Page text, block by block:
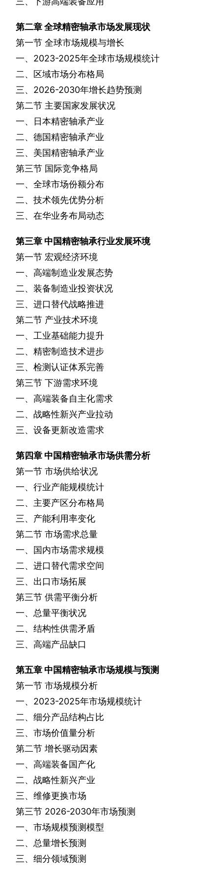
第二章全球精密轴承市场发展现状
第一节 全球市场规模与增长
一、 2023-2025年全球市场规模统计
二、区域市场分布格局
三、 2026-2030年增长趋势预测
第二节 主要国家发展状况
一、日本精密轴承产业
二、德国精密轴承产业
三、美国精密轴承产业
第三节 国际竞争格局
一、全球市场份额分布
二、技术领先优势分析
三、在华业务布局动态
第三章 中国精密轴承行业发展环境
第一节 宏观经济环境
一、高端制造业发展态势
二、装备制造业投资状况
三、进口替代战略推进
第二节 产业技术环境
一、工业基础能力提升
二、精密制造技术进步
三、检测认证体系完善
第三节 下游需求环境
一、高端装备自主化需求
二、战略性新兴产业拉动
三、设备更新改造需求
第四章 中国精密轴承市场供需分析
第一节 市场供给状况
一、行业产能规模统计
二、主要产区分布格局
三、产能利用率变化
第二节 市场需求总量
一、国内市场需求规模
二、进口替代需求空间
三、出口市场拓展
第三节 供需平衡分析
一、总量平衡状况
二、结构性供需矛盾
三、高端产品缺口
第五章 中国精密轴承市场规模与预测
第一节 市场规模分析
一、 2023-2025年市场规模统计
二、细分产品结构占比
三、市场价值量分析
第二节 增长驱动因素
一、高端装备国产化
二、战略性新兴产业
三、维修更换市场
第三节 2026-2030年市场预测
一、市场规模预测模型
二、总量增长预测
三、细分领域预测